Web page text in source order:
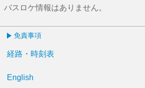
バスロケ情報はありません。
免責事項
経路・時刻表
English